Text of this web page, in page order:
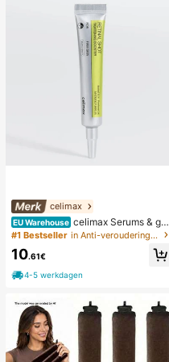
celimax
EU Warehouse celimax Serums & gez
ichtsbehandelingen
#1 Bestseller in Anti-veroudering Serums & Gezichtsbehandelingen
10.61€
4-5 werkdagen